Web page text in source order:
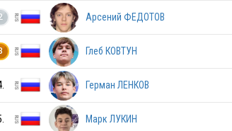
Арсений ФЕДОТОВ
Глеб КОВТУН
Герман ЛЕНКОВ
Марк ЛУКИН